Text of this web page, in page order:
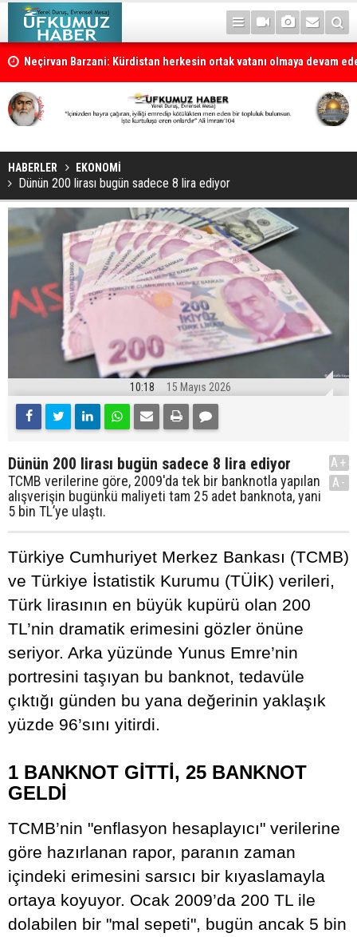
Neçirvan Barzani: Kürdistan herkesin ortak vatanı olmaya devam
HABERLER EKONOMİ
Dünün 200 lirası bugün sadece 8 lira ediyor
10:18 15 Mayıs 2026
Dünün 200 lirası bugün sadece 8 lira ediyor
TCMB verilerine göre, 2009'da tek bir banknotla yapılan
alışverişin bugünkü maliyeti tam 25 adet banknota, yani
5 bin TL’ye ulaştı.
A+
A-
Türkiye Cumhuriyet Merkez Bankası (TCMB)
ve Türkiye İstatistik Kurumu (TÜİK) verileri,
Türk lirasının en büyük kupürü olan 200
TL’nin dramatik erimesini gözler önüne
seriyor. Arka yüzünde Yunus Emre’nin
portresini taşıyan bu banknot, tedavüle
çıktığı günden bu yana değerinin yaklaşık
yüzde 96’sını yitirdi.
1 BANKNOT GİTTİ, 25 BANKNOT
GELDİ
TCMB’nin "enflasyon hesaplayıcı" verilerine
göre hazırlanan rapor, paranın zaman
içindeki erimesini sarsıcı bir kıyaslamayla
ortaya koyuyor. Ocak 2009’da 200 TL ile
dolabilen bir "mal sepeti", bugün ancak 5 bin